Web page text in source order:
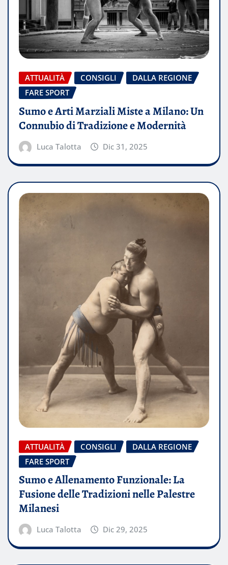
ATTUALITÀ CONSIGLI
DALLA REGIONE
FARE SPORT
Sumo e Arti Marziali Miste a Milano: Un
Connubio di Tradizione e Modernità
Luca Talotta Dic 31, 2025
ATTUALITÀ CONSIGLI
DALLA REGIONE
FARE SPORT
Sumo e Allenamento Funzionale: La
Fusione delle Tradizioni nelle Palestre
Milanesi
Luca Talotta Dic 29, 2025